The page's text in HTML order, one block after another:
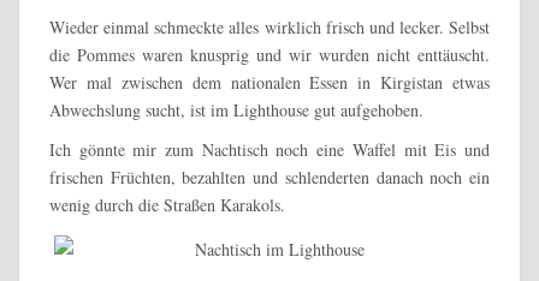
Wieder einmal schmeckte alles wirklich frisch und lecker. Selbst
die Pommes waren knusprig und wir wurden nicht enttäuscht.
Wer mal zwischen dem nationalen Essen in Kirgistan etwas
Abwechslung sucht, ist im Lighthouse gut aufgehoben.
Ich gönnte mir zum Nachtisch noch eine Waffel mit Eis und
frischen Früchten, bezahlten und schlenderten danach noch ein
wenig durch die Straßen Karakols.